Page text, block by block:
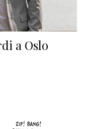
a Oslo